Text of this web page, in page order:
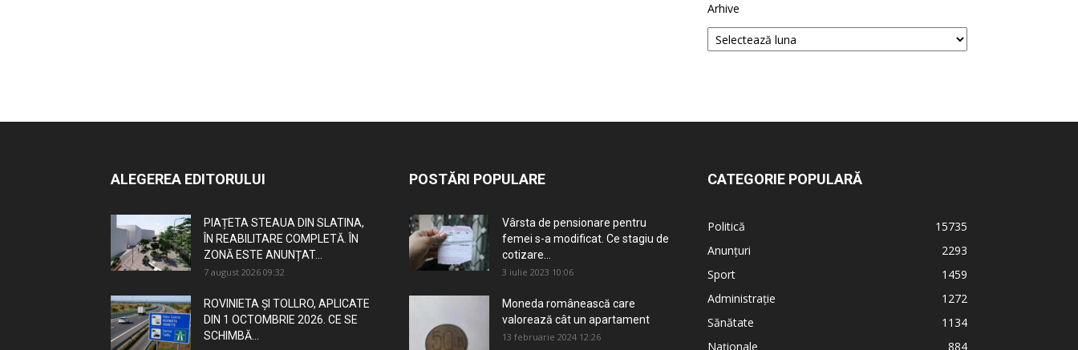
Arhive
ALEGEREA EDITORULUI
PIAȚETA STEAUA DIN SLATINA,
ÎN REABILITARE COMPLETĂ. ÎN
ZONĂ ESTE ANUNȚAT...
7 august 2026 09:32
ROVINIETA ȘI TOLLRO, APLICATE
DIN 1 OCTOMBRIE 2026. CE SE
SCHIMBĂ...
POSTĂRI POPULARE
Vârsta de pensionare pentru
femei s-a modificat. Ce stagiu de
cotizare...
3 iulie 2023 10:06
Moneda românească care
valorează cât un apartament
13 februarie 2024 12:26
CATEGORIE POPULARĂ
Politică
15735
Anunțuri
2293
Sport
1459
Administrație
1272
Sănătate
1134
Naționale
884